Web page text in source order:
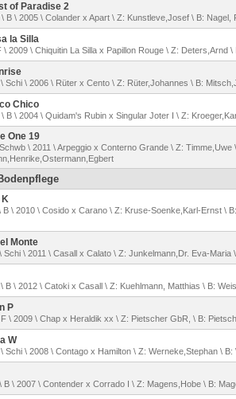
of Paradise 2
B \ 2005 \ Colander x Apart \ Z: Kunstleve,Josef \ B: Nagel,
la Silla
\ 2009 \ Chiquitin La Silla x Papillon Rouge \ Z: Deters,Arnd \
Schi \ 2006 \ Rüter x Cento \ Z: Rüter,Johannes \ B:
Chico
B \ 2004 \ Quidam's Rubin x Singular Joter I \ Z:
One 19
\ 2011 \ Arpeggio x Conterno Grande \ Z: Timme,Uwe
K
B \ 2010 \ Cosido x Carano \ Z: Kruse-Soenke,Karl-Ernst \
Monte
Schi \ 2011 \ Casall x Calato \ Z: Junkelmann,Dr. Eva-Maria
B \ 2012 \ Catoki x Casall \ Z: Kuehlmann, Matthias \ B:
P
\ 2009 \ Chap x Heraldik xx \ Z: Pietscher GbR, \ B:
W
Schi \ 2008 \ Contago x Hamilton \ Z: Werneke,Stephan \
B \ 2007 \ Contender x Corrado I \ Z: Magens,Hobe \ B: